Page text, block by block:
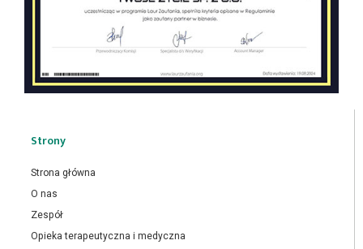
Strony
Strona główna
O nas
Zespół
Opieka terapeutyczna i medyczna